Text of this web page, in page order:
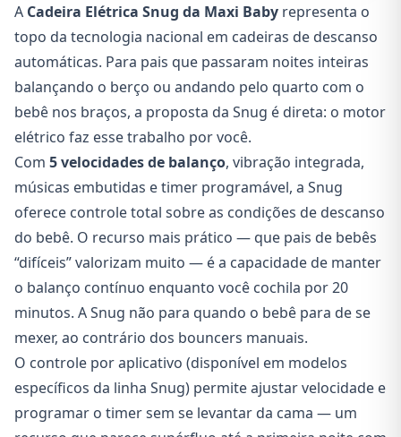
A Cadeira Elétrica Snug da Maxi Baby representa o
topo da tecnologia nacional em cadeiras de descanso
automáticas. Para pais que passaram noites inteiras
balançando o berço ou andando pelo quarto com o
bebê nos braços, a proposta da Snug é direta: o motor
elétrico faz esse trabalho por você.
Com 5 velocidades de balanço, vibração integrada,
músicas embutidas e timer programável, a Snug
oferece controle total sobre as condições de descanso
do bebê. O recurso mais prático — que pais de bebês
“difíceis” valorizam muito — é a capacidade de manter
o balanço contínuo enquanto você cochila por 20
minutos. A Snug não para quando o bebê para de se
mexer, ao contrário dos bouncers manuais.
O controle por aplicativo (disponível em modelos
específicos da linha Snug) permite ajustar velocidade e
programar o timer sem se levantar da cama — um